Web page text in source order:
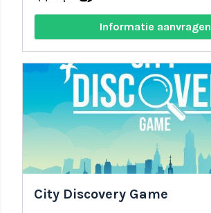
Informatie aanvragen
City Discovery Game